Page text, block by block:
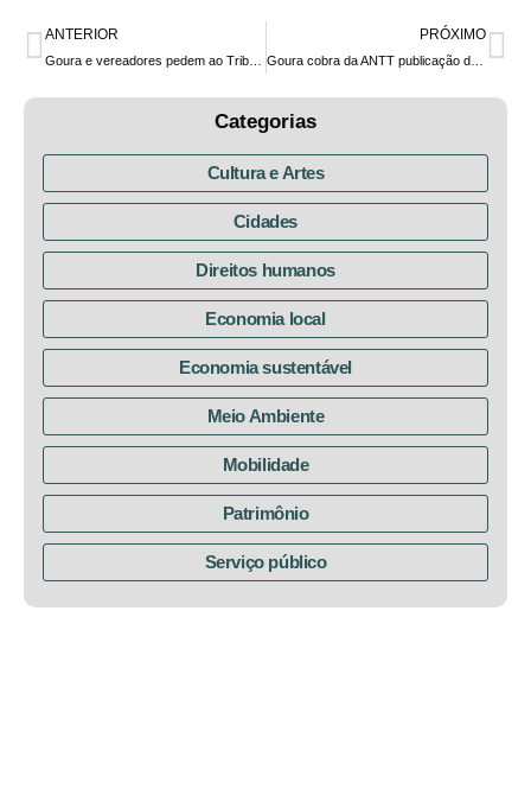
ANTERIOR PRÓXIMO
Categorias
Cultura e Artes
Cidades
Direitos humanos
Economia local
Economia sustentável
Meio Ambiente
Mobilidade
Patrimônio
Serviço público